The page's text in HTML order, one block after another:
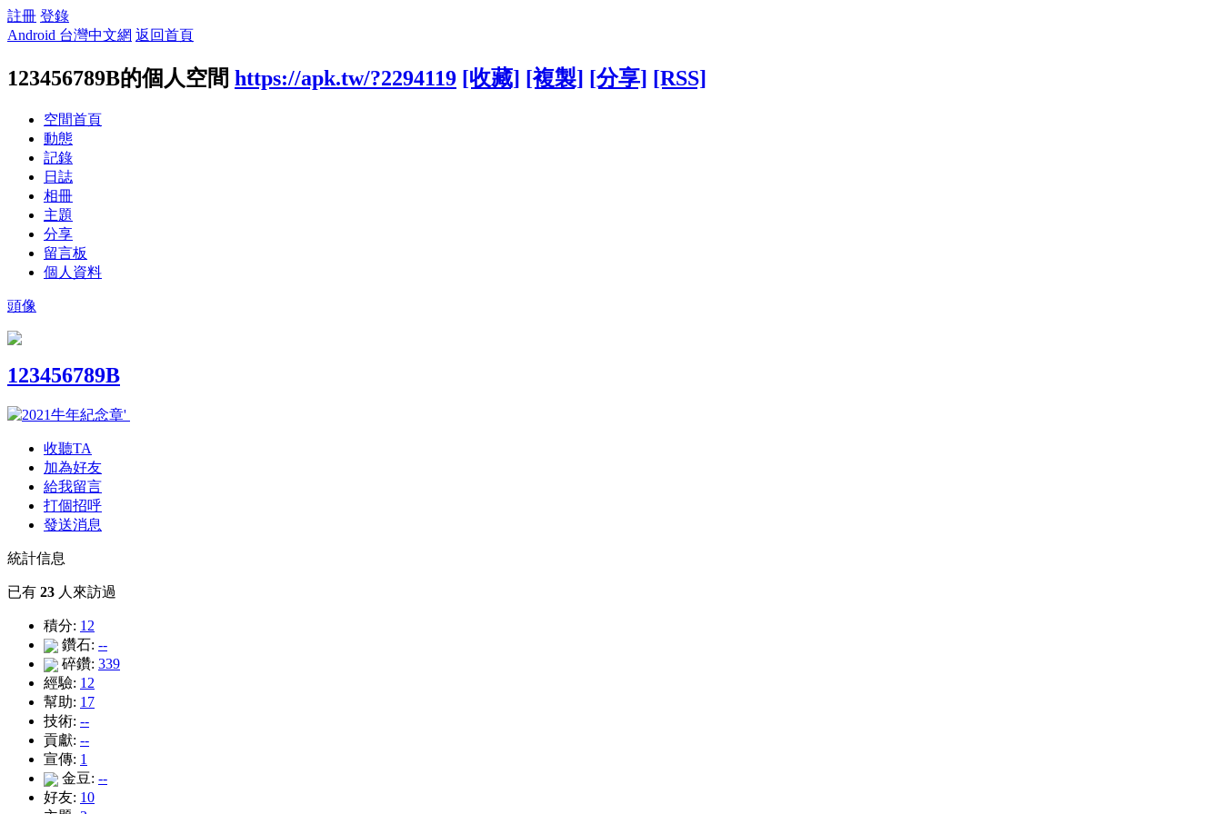
註冊 登錄
Android 台灣中文網 返回首頁
123456789B的個人空間 https://apk.tw/?2294119 [收藏] [複製] [分享] [RSS]
空間首頁
動態
記錄
日誌
相冊
主題
分享
留言板
個人資料
頭像
123456789B
收聽TA
加為好友
給我留言
打個招呼
發送消息
統計信息
已有 23 人來訪過
積分: 12
鑽石: --
碎鑽: 339
經驗: 12
幫助: 17
技術: --
貢獻: --
宣傳: 1
金豆: --
好友: 10